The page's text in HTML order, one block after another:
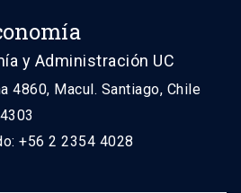
y Administración UC
4860, Macul. Santiago, Chile
+56 2 2354 4028